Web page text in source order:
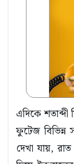
এদিকে শতাব্দী
ফুটেজ বিভিন্ন
দেখা যায়,